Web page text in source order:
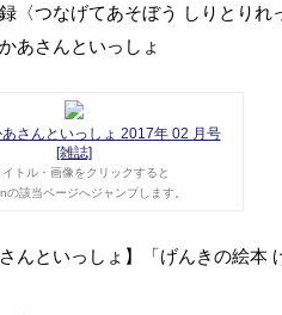
〈つなげてあそぼう しりとりれ
あさんといっしょ
さんといっしょ 2017年 02 月号
[雑誌]
トル・画像をクリックすると
の該当ページへジャンプします。
んといっしょ】「げんきの絵本